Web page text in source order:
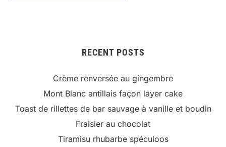
RECENT POSTS
Crème renversée au gingembre
Mont Blanc antillais façon layer cake
Toast de rillettes de bar sauvage à vanille et boudin
Fraisier au chocolat
Tiramisu rhubarbe spéculoos